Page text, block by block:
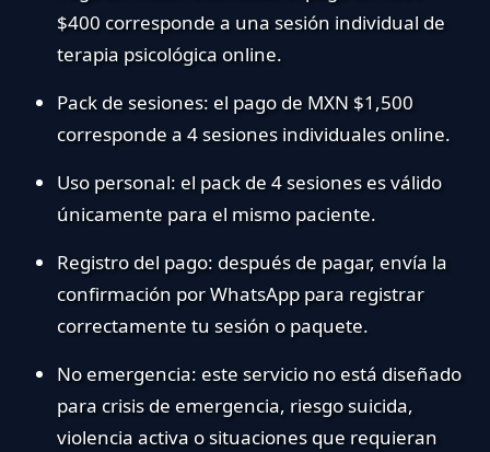
$400 corresponde a una sesión individual de
terapia psicológica online.
Pack de sesiones: el pago de MXN $1,500
corresponde a 4 sesiones individuales online.
Uso personal: el pack de 4 sesiones es válido
únicamente para el mismo paciente.
Registro del pago: después de pagar, envía la
confirmación por WhatsApp para registrar
correctamente tu sesión o paquete.
No emergencia: este servicio no está diseñado
para crisis de emergencia, riesgo suicida,
violencia activa o situaciones que requieran